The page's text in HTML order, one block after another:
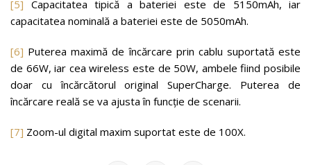
[5] Capacitatea tipică a bateriei este de 5150mAh, iar
capacitatea nominală a bateriei este de 5050mAh.
[6] Puterea maximă de încărcare prin cablu suportată este
de 66W, iar cea wireless este de 50W, ambele fiind posibile
doar cu încărcătorul original SuperCharge. Puterea de
încărcare reală se va ajusta în funcție de scenarii.
[7] Zoom-ul digital maxim suportat este de 100X.